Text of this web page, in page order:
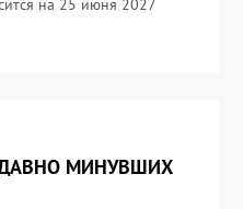
на 25 июня 2027
МИНУВШИХ